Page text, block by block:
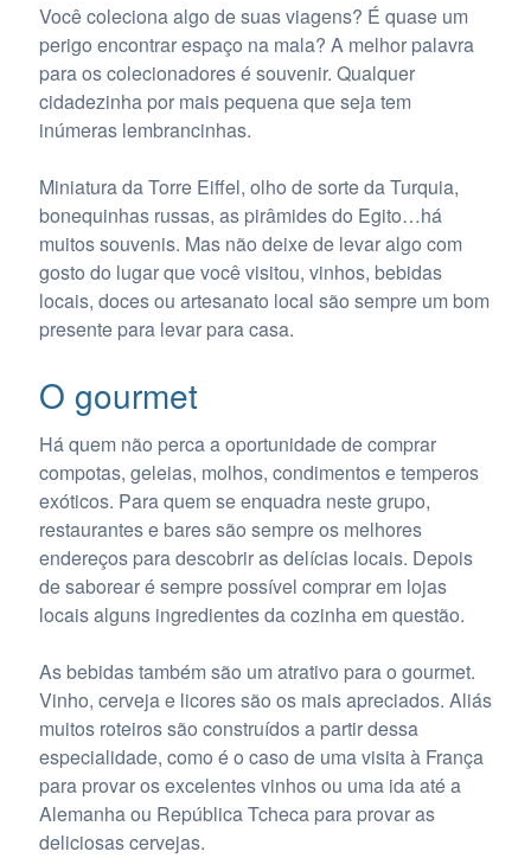
Você coleciona algo de suas viagens? É quase um
perigo encontrar espaço na mala? A melhor palavra
para os colecionadores é souvenir. Qualquer
cidadezinha por mais pequena que seja tem
inúmeras lembrancinhas.
Miniatura da Torre Eiffel, olho de sorte da Turquia,
bonequinhas russas, as pirâmides do Egito…há
muitos souvenis. Mas não deixe de levar algo com
gosto do lugar que você visitou, vinhos, bebidas
locais, doces ou artesanato local são sempre um bom
presente para levar para casa.
O gourmet
Há quem não perca a oportunidade de comprar
compotas, geleias, molhos, condimentos e temperos
exóticos. Para quem se enquadra neste grupo,
restaurantes e bares são sempre os melhores
endereços para descobrir as delícias locais. Depois
de saborear é sempre possível comprar em lojas
locais alguns ingredientes da cozinha em questão.
As bebidas também são um atrativo para o gourmet.
Vinho, cerveja e licores são os mais apreciados. Aliás
muitos roteiros são construídos a partir dessa
especialidade, como é o caso de uma visita à França
para provar os excelentes vinhos ou uma ida até a
Alemanha ou República Tcheca para provar as
deliciosas cervejas.